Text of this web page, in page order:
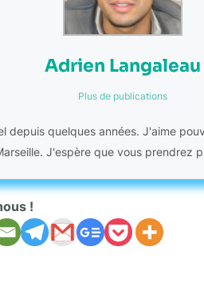
Adrien Langaleau
Plus de publications
depuis quelques années. J'aime
J'espère que vous prendrez
!